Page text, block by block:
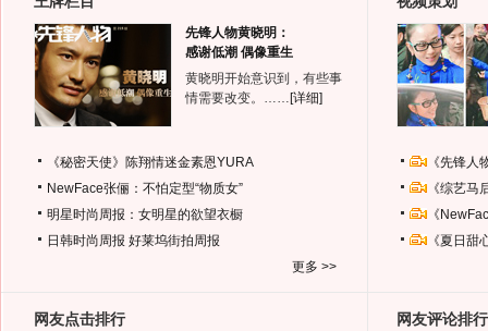
先锋人物黄晓明：
感谢低潮 偶像重生
黄晓明开始意识到，有些事
情需要改变。…… [详细]
《秘密天使》陈翔情迷金素恩YURA
NewFace张俪：不怕定型“物质女”
明星时尚周报：女明星的欲望衣橱
日韩时尚周报 好莱坞街拍周报
更多 >>
《先锋
《综艺
《
《夏日
网友点击排行 网友评论排行